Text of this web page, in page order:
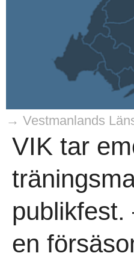
→ Vestmanlands
VIK tar
publikfest.
en